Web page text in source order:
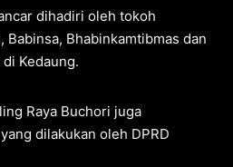
dihadiri oleh tokoh
Babinsa, Bhabinkamtibmas dan
Kedaung.
Raya Buchori juga
dilakukan oleh DPRD